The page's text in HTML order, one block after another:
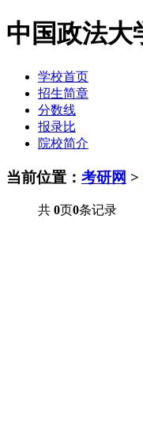
中国政法大
学校首页
招生简章
分数线
报录比
院校简介
当前位置： 考研网 >
共 0页0条记录